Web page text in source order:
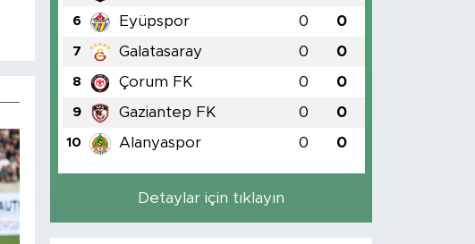
6 Eyüpspor 0 0
7 Galatasaray 0 0
8 Çorum FK 0 0
9 Gaziantep FK 0 0
10 Alanyaspor 0 0
Detaylar için tıklayın